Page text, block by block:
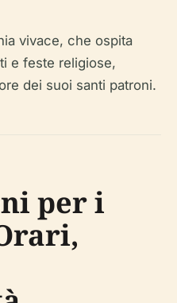
vivace, che ospita
e feste religiose,
dei suoi santi patroni.
per i